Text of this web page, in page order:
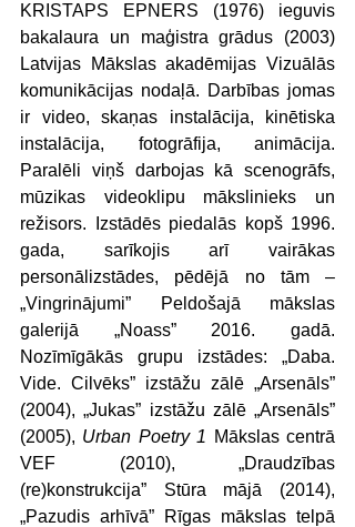
KRISTAPS EPNERS (1976) ieguvis
bakalaura un maģistra grādus (2003)
Latvijas Mākslas akadēmijas Vizuālās
komunikācijas nodaļā. Darbības jomas
ir video, skaņas instalācija, kinētiska
instalācija, fotogrāfija, animācija.
Paralēli viņš darbojas kā scenogrāfs,
mūzikas videoklipu mākslinieks un
režisors. Izstādēs piedalās kopš 1996.
gada, sarīkojis arī vairākas
personālizstādes, pēdējā no tām –
„Vingrinājumi” Peldošajā mākslas
galerijā „Noass” 2016. gadā.
Nozīmīgākās grupu izstādes: „Daba.
Vide. Cilvēks” izstāžu zālē „Arsenāls”
(2004), „Jukas” izstāžu zālē „Arsenāls”
(2005), Urban Poetry 1 Mākslas centrā
VEF (2010), „Draudzības
(re)konstrukcija” Stūra mājā (2014),
„Pazudis arhīvā” Rīgas mākslas telpā